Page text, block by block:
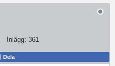
Inlägg: 361
Dela